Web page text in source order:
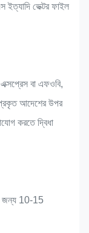
ভেক্টর ফাইল
বা এফওবি,
আদেশের উপর
করতে দ্বিধা
জন্য 10-15